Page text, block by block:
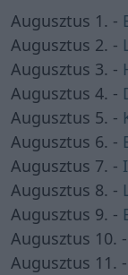
Augusztus 1. -
Augusztus 2. -
Augusztus 3. -
Augusztus 4. -
Augusztus 5. -
Augusztus 6. -
Augusztus 7. -
Augusztus 8. -
Augusztus 9. -
Augusztus 10. -
Augusztus 11. -